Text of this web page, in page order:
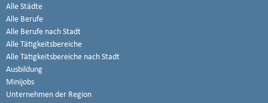
Alle Städte
Alle Berufe
Alle Berufe nach Stadt
Alle Tätigkeitsbereiche
Alle Tätigkeitsbereiche nach Stadt
Ausbildung
Minijobs
Unternehmen der Region